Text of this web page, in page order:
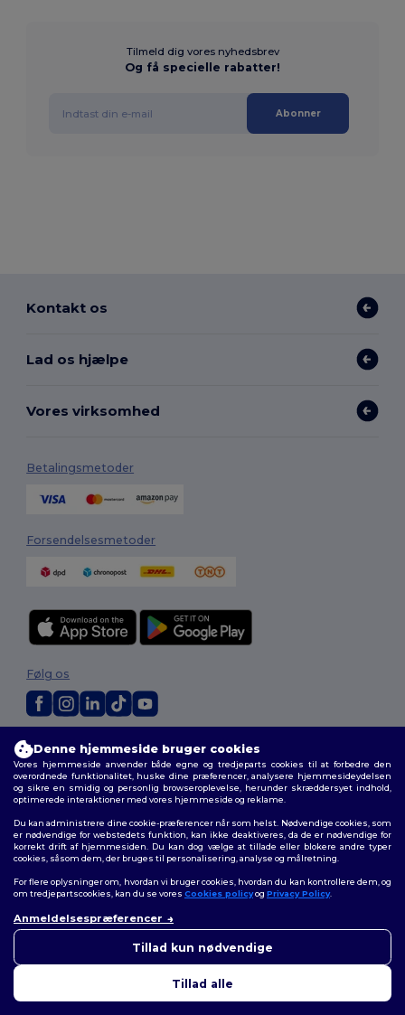
Tilmeld dig vores nyhedsbrev
Og få specielle rabatter!
Abonner
Kontakt os
Lad os hjælpe
Vores virksomhed
Betalingsmetoder
Forsendelsesmetoder
2026. Alle rettigheder forbeholdes
Vilkår og Betingelser|Tilpasset politik|Fortrolighedspolitik|Politik for
cookies|Sitemap
Følg os
Denne hjemmeside bruger cookies
Vores hjemmeside anvender både egne og tredjeparts cookies til at forbedre den
overordnede funktionalitet, huske dine præferencer, analysere hjemmesideydelsen
og sikre en smidig og personlig browseroplevelse, herunder skræddersyet indhold,
optimerede interaktioner med vores hjemmeside og reklame.
Du kan administrere dine cookie-præferencer når som helst. Nødvendige cookies, som
er nødvendige for webstedets funktion, kan ikke deaktiveres, da de er nødvendige for
korrekt drift af hjemmesiden. Du kan dog vælge at tillade eller blokere andre typer
cookies, såsom dem, der bruges til personalisering, analyse og målretning.
For flere oplysninger om, hvordan vi bruger cookies, hvordan du kan kontrollere dem, og
om tredjepartscookies, kan du se vores Cookies policyog Privacy Policy.
Anmeldelsespræferencer
Tillad kun nødvendige
Tillad alle